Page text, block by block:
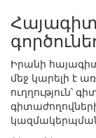
Իրանի
մեջ կարելի է